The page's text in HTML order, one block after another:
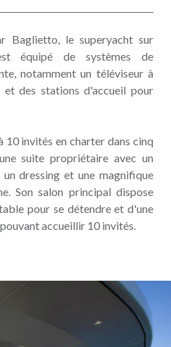
Baglietto, le superyacht sur
équipé de systèmes de
notamment un téléviseur à
des stations d'accueil pour
10 invités en charter dans cinq
suite propriétaire avec un
dressing et une magnifique
Son salon principal dispose
pour se détendre et d'une
accueillir 10 invités.